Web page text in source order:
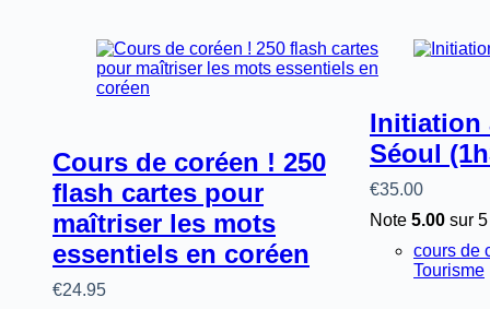
Cours de coréen ! 250
flash cartes pour
maîtriser les mots
essentiels en coréen
€24.95
Initiation
Séoul
€35.00
Note 5.00 sur 5
cours de
Tourisme